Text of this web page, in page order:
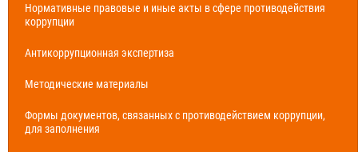
Нормативные правовые и иные акты в сфере противодействия
коррупции
Антикоррупционная экспертиза
Методические материалы
Формы документов, связанных с противодействием коррупции,
для заполнения